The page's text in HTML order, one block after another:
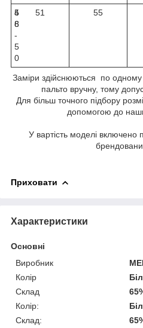
4
8
-
5
0
5
6
51 55
Заміри здійснюються по
пальто вручну, тому
Для більш точного підбору
допомогою до
У вартість моделі включено
Приховати
Характеристики
Основні
Виробник
Колір
Склад
Колір:
Склад: